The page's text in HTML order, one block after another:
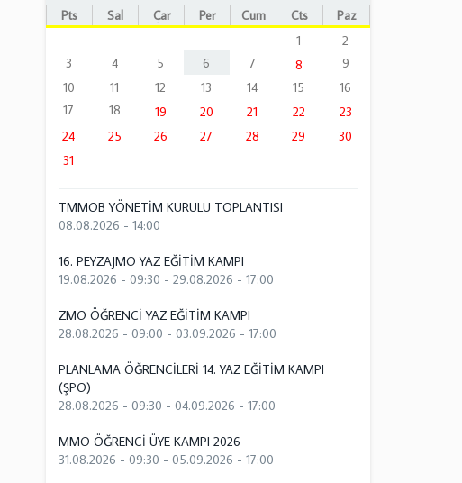
Pts Sal Çar Per Cum Cts
Paz
1
2
3
4 5 6 7 8
9
10
11 12 13 14 15
16
17
18 19 20 21 22
23
24
25 26 27 28 29
30
31
TMMOB YÖNETİM KURULU TOPLANTISI
08.08.2026 - 14:00
16. PEYZAJMO YAZ EĞİTİM KAMPI
19.08.2026 - 09:30 -29.08.2026 - 17:00
ZMO ÖĞRENCİ YAZ EĞİTİM KAMPI
28.08.2026 - 09:00 -03.09.2026 - 17:00
PLANLAMA ÖĞRENCİLERİ 14. YAZ EĞİTİM KAMPI
(ŞPO)
28.08.2026 - 09:30 -04.09.2026 - 17:00
MMO ÖĞRENCİ ÜYE KAMPI 2026
31.08.2026 - 09:30 -05.09.2026 - 17:00